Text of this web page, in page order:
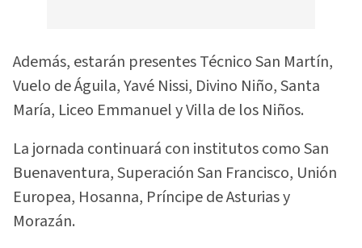
Además, estarán presentes Técnico San Martín,
Vuelo de Águila, Yavé Nissi, Divino Niño, Santa
María, Liceo Emmanuel y Villa de los Niños.
La jornada continuará con institutos como San
Buenaventura, Superación San Francisco, Unión
Europea, Hosanna, Príncipe de Asturias y
Morazán.